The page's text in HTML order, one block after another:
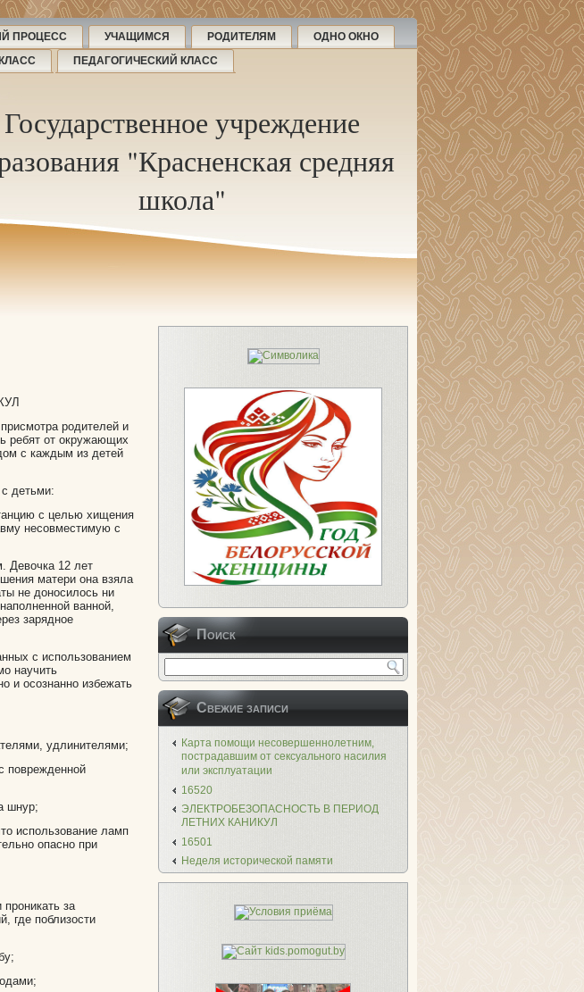
ПРОЦЕСС УЧАЩИМСЯ РОДИТЕЛЯМ
ОДНО ОКНО
ПЕДАГОГИЧЕСКИЙ КЛАСС
Государственное учреждение
"Красненская средняя
школа"
родителей и
ребят от окружающих
с каждым из детей
детьми:
с целью хищения
несовместимую с
Девочка 12 лет
матери она взяла
не доносилось ни
ванной,
зарядное
с использованием
научить
и осознанно избежать
удлинителями;
поврежденной
шнур;
использование ламп
опасно при
за
где поблизости
Поиск
Свежие записи
Карта помощи несовершеннолетним,
пострадавшим от сексуального насилия
или эксплуатации
16520
ЭЛЕКТРОБЕЗОПАСНОСТЬ В ПЕРИОД
ЛЕТНИХ КАНИКУЛ
16501
Неделя исторической памяти